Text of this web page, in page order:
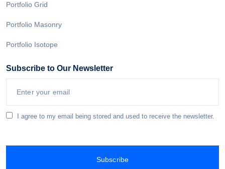
Portfolio Grid
Portfolio Masonry
Portfolio Isotope
Subscribe to Our Newsletter
I agree to my email being stored and used to receive the newsletter.
Subscribe